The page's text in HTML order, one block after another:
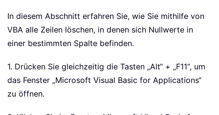
In diesem Abschnitt erfahren Sie, wie Sie mithilfe von
VBA alle Zeilen löschen, in denen sich Nullwerte in
einer bestimmten Spalte befinden.
1. Drücken Sie gleichzeitig die Tasten „Alt“ + „F11“, um
das Fenster „Microsoft Visual Basic for Applications“
zu öffnen.